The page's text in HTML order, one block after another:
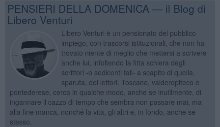
PENSIERI DELLA DOMENICA — il Blog di
Libero Venturi
Libero Venturi è un pensionato del pubblico
impiego, con trascorsi istituzionali, che non ha
trovato niente di meglio che mettersi a scrivere
anche lui, infoltendo la fitta schiera degli
scrittori -o sedicenti tali- a scapito di quella,
sparuta, dei lettori. Toscano, valderopiteco e
pontederese, cerca in qualche modo, anche se inutilmente, di
ingannare il cazzo di tempo che sembra non passare mai, ma
alla fine manca, nonché la vita, gli altri e, in fondo, anche se
stesso.